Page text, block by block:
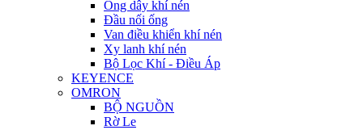
Ống dây khí nén
Đầu nối ống
Van điều khiển khí nén
Xy lanh khí nén
Bộ Lọc Khí - Điều Áp
KEYENCE
OMRON
BỘ NGUỒN
Rờ Le